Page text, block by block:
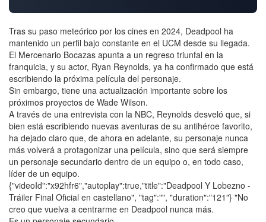
Tras su paso meteórico por los cines en 2024, Deadpool ha
mantenido un perfil bajo constante en el UCM desde su llegada.
El Mercenario Bocazas apunta a un regreso triunfal en la
franquicia, y su actor, Ryan Reynolds, ya ha confirmado que está
escribiendo la próxima película del personaje.
Sin embargo, tiene una actualización importante sobre los
próximos proyectos de Wade Wilson.
A través de una entrevista con la NBC, Reynolds desveló que, si
bien está escribiendo nuevas aventuras de su antihéroe favorito,
ha dejado claro que, de ahora en adelante, su personaje nunca
más volverá a protagonizar una película, sino que será siempre
un personaje secundario dentro de un equipo o, en todo caso,
líder de un equipo.
{"videoId":"x92hfr6","autoplay":true,"title":"Deadpool Y Lobezno -
Tráiler Final Oficial en castellano", "tag":"", "duration":"121"} "No
creo que vuelva a centrarme en Deadpool nunca más.